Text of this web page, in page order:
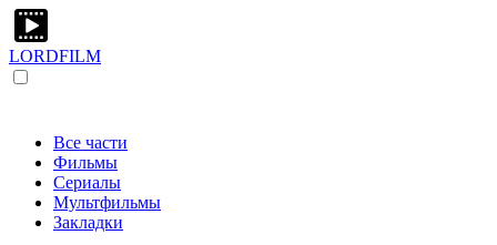
LORDFILM
Все части
Фильмы
Сериалы
Мультфильмы
Закладки